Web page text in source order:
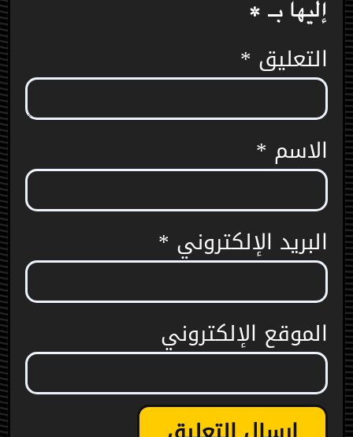
إليها بـ *
التعليق *
الاسم *
البريد الإلكتروني *
الموقع الإلكتروني